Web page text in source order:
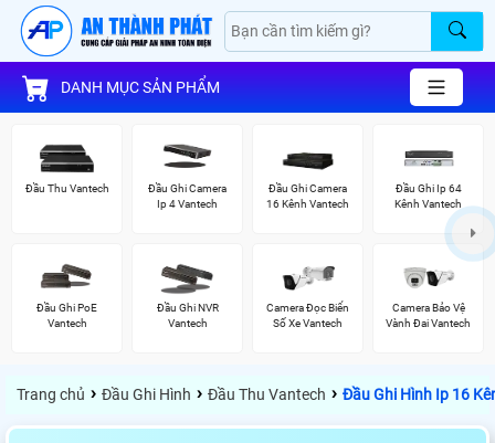
DANH MỤC SẢN PHẨM
Đầu Thu Vantech
Đầu Ghi Camera
Ip 4 Vantech
Đầu Ghi Camera
16 Kênh Vantech
Đầu Ghi Ip 64
Kênh Vantech
Đầu Ghi PoE
Vantech
Đầu Ghi NVR
Vantech
Camera Đọc Biển
Số Xe Vantech
Camera Bảo Vệ
Vành Đai Vantech
Trang chủ › Đầu Ghi Hình › Đầu Thu Vantech › Đầu Ghi Hình Ip 16